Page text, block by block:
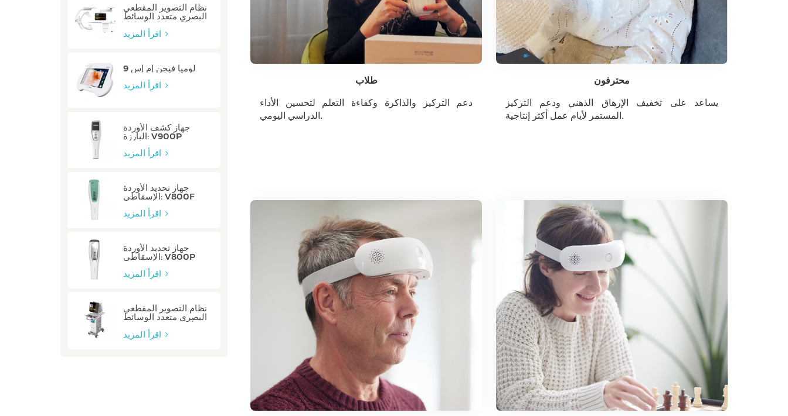
نظام التصوير المقطعي
البصري متعدد الوسائط
المتكامل: متكامل
لوميا فيجن إم إس 9
جهاز كشف الأوردة
البارزة: V900P
جهاز تحديد الأوردة
الإسقاطي: V800F
جهاز تحديد الأوردة
الإسقاطي: V800P
نظام التصوير المقطعي
البصري متعدد الوسائط
للأوعية السباتية: صفر
طلاب
دعم التركيز والذاكرة وكفاءة التعلم لتحسين الأداء
الدراسي اليومي.
محترفون
يساعد على تخفيف الإرهاق الذهني ودعم التركيز
المستمر لأيام عمل أكثر إنتاجية.